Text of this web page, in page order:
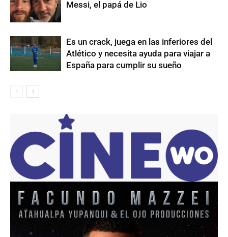
Messi, el papá de Lio
Es un crack, juega en las inferiores del
Atlético y necesita ayuda para viajar a
España para cumplir su sueño